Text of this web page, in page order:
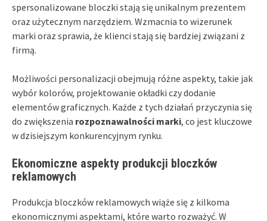
spersonalizowane bloczki stają się unikalnym prezentem
oraz użytecznym narzędziem. Wzmacnia to wizerunek
marki oraz sprawia, że klienci stają się bardziej związani z
firmą.
Możliwości personalizacji obejmują różne aspekty, takie jak
wybór kolorów, projektowanie okładki czy dodanie
elementów graficznych. Każde z tych działań przyczynia się
do zwiększenia rozpoznawalności marki, co jest kluczowe
w dzisiejszym konkurencyjnym rynku.
Ekonomiczne aspekty produkcji bloczków
reklamowych
Produkcja bloczków reklamowych wiąże się z kilkoma
ekonomicznymi aspektami, które warto rozważyć. W